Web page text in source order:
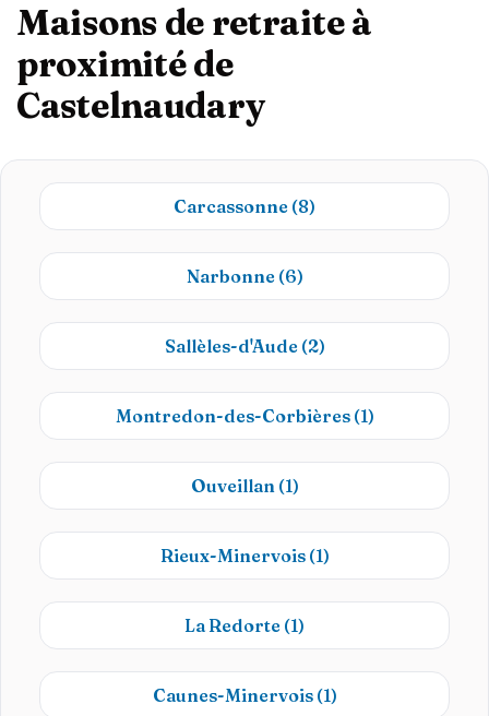
Maisons de retraite à
proximité de
Castelnaudary
Carcassonne (8)
Narbonne (6)
Sallèles-d'Aude (2)
Montredon-des-Corbières (1)
Ouveillan (1)
Rieux-Minervois (1)
La Redorte (1)
Caunes-Minervois (1)